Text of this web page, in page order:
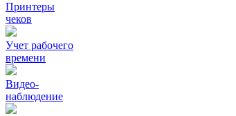
Принтеры
чеков
Учет рабочего
времени
Видео‑
наблюдение